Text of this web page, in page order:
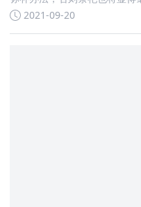
雨讲究需要我们提前去了解
2021-09-20